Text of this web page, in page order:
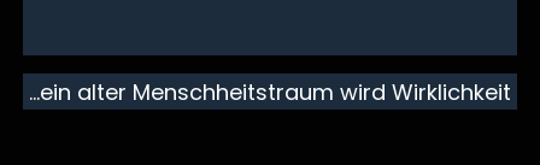
…ein alter Menschheitstraum wird Wirklichkeit